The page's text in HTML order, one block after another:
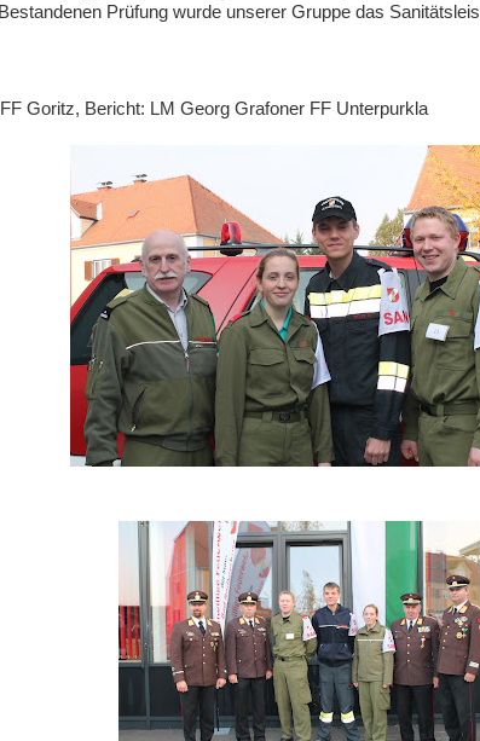
Prüfung wurde unserer Gruppe das
Goritz, Bericht: LM Georg Grafoner FF Unterpurkla